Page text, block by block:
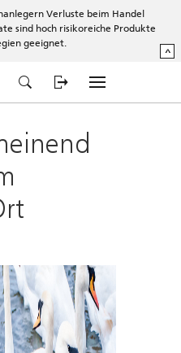
Verluste beim Handel
sind hoch risikoreiche Produkte
geeignet.
^